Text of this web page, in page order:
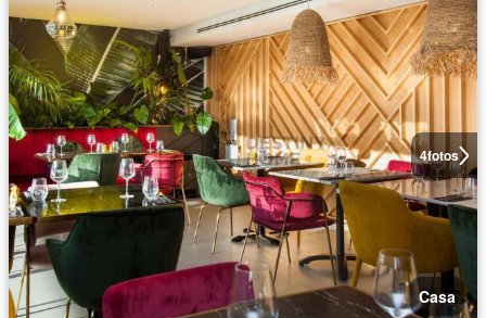
4fotos
Casa